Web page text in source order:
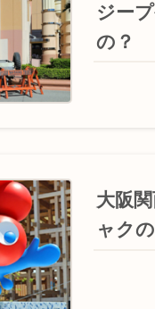
ジー
の？
大阪
ャク